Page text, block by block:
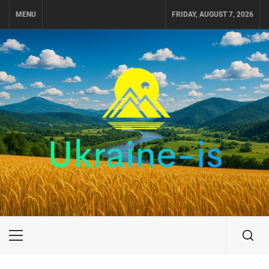
MENU FRIDAY, AUGUST 7, 2026
UKRAINE-IS
ПУТЕШЕСТВИЕ ПО УКРАИНЕ
Primary